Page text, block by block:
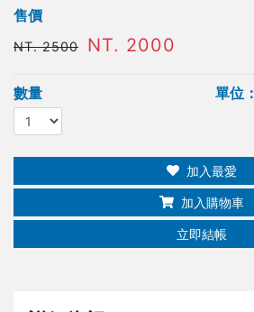
售價
NT. 2500 NT. 2000
數量 單位：
加入最愛
加入購物車
立即結帳